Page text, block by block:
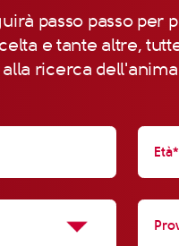
passo passo
e tante altre,
alla ricerca